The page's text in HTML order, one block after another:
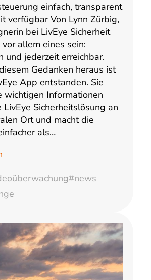
einfach, transparent
verfügbar Von Lynn Zürbig,
bei LivEye Sicherheit
allem eines sein:
und jederzeit erreichbar.
Gedanken heraus ist
App entstanden. Sie
wichtigen Informationen
LivEye Sicherheitslösung an
Ort und macht die
als…
#news